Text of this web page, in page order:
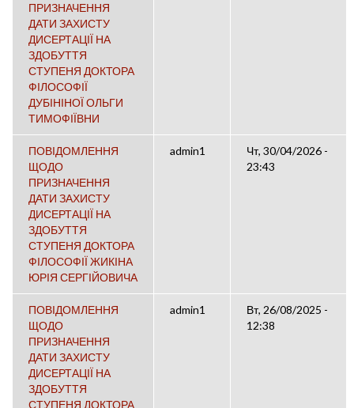
ПРИЗНАЧЕННЯ
ДАТИ ЗАХИСТУ
ДИСЕРТАЦІЇ НА
ЗДОБУТТЯ
СТУПЕНЯ ДОКТОРА
ФІЛОСОФІЇ
ДУБІНІНОЇ ОЛЬГИ
ТИМОФІЇВНИ
ПОВІДОМЛЕННЯ
ЩОДО
ПРИЗНАЧЕННЯ
ДАТИ ЗАХИСТУ
ДИСЕРТАЦІЇ НА
ЗДОБУТТЯ
СТУПЕНЯ ДОКТОРА
ФІЛОСОФІЇ ЖИКІНА
ЮРІЯ СЕРГІЙОВИЧА
admin1
Чт, 30/04/2026 -
23:43
ПОВІДОМЛЕННЯ
ЩОДО
ПРИЗНАЧЕННЯ
ДАТИ ЗАХИСТУ
ДИСЕРТАЦІЇ НА
ЗДОБУТТЯ
СТУПЕНЯ ДОКТОРА
admin1
Вт, 26/08/2025 -
12:38